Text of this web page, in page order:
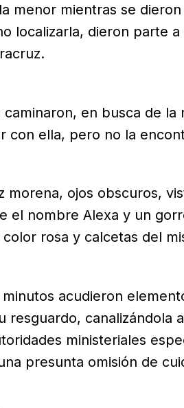
menor mientras se
localizarla, dieron parte
caminaron, en busca de la
con ella, pero no la
morena, ojos obscuros,
el nombre Alexa y un
rosa y calcetas del
acudieron
resguardo, canalizándola
ministeriales
presunta omisión de